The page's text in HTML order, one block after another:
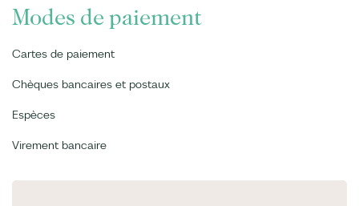
Modes de paiement
Cartes de paiement
Chèques bancaires et postaux
Espèces
Virement bancaire